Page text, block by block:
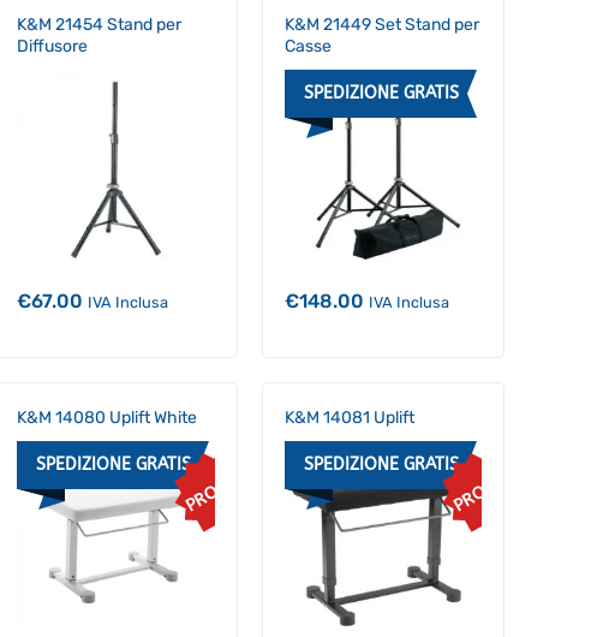
K&M 21454 Stand per
Diffusore
€67.00 IVA Inclusa
K&M 21449 Set Stand per
Casse
SPEDIZIONE GRATIS
€148.00 IVA Inclusa
K&M 14080 Uplift White
SPEDIZIONE GRATIS
PROMO
K&M 14081 Uplift
SPEDIZIONE GRATIS
PROMO